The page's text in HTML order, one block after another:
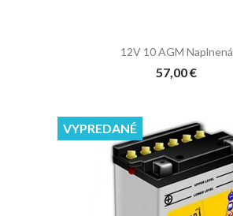
12V 10 AGM Naplnená
57,00 €
VYPREDANÉ